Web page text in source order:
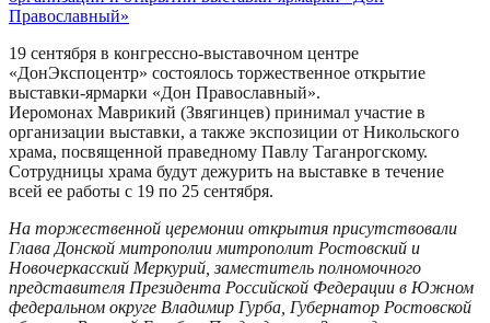
19 сентября в конгрессно-выставочном центре
«ДонЭкспоцентр» состоялось торжественное открытие
выставки-ярмарки «Дон Православный».
Иеромонах Маврикий (Звягинцев) принимал участие в
организации выставки, а также экспозиции от Никольского
храма, посвященной праведному Павлу Таганрогскому.
Сотрудницы храма будут дежурить на выставке в течение
всей ее работы с 19 по 25 сентября.
На торжественной церемонии открытия присутствовали
Глава Донской митрополии митрополит Ростовский и
Новочеркасский Меркурий, заместитель полномочного
представителя Президента Российской Федерации в Южном
федеральном округе Владимир Гурба, Губернатор Ростовской